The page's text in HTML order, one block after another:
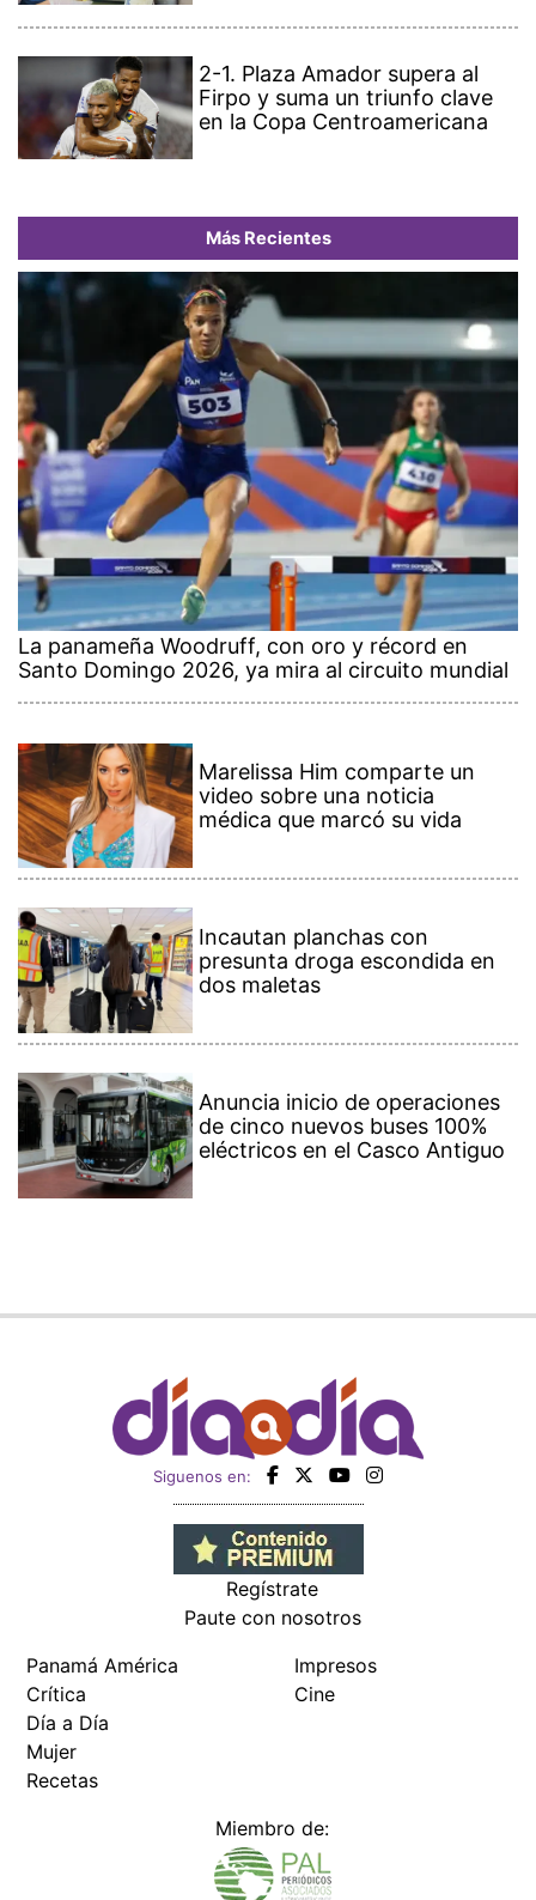
2-1. Plaza Amador supera al
Firpo y suma un triunfo clave
en la Copa Centroamericana
Más Recientes
La panameña Woodruff, con oro y récord en
Santo Domingo 2026, ya mira al circuito mundial
Marelissa Him comparte un
video sobre una noticia
médica que marcó su vida
Incautan planchas con
presunta droga escondida en
dos maletas
Anuncia inicio de operaciones
de cinco nuevos buses 100%
eléctricos en el Casco Antiguo
Siguenos en:
Regístrate
Paute con nosotros
Panamá América
Crítica
Día a Día
Mujer
Recetas
Impresos
Cine
Miembro de: